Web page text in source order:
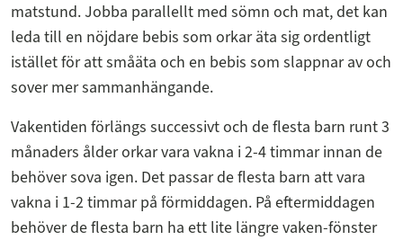
matstund. Jobba parallellt med sömn och mat, det kan
leda till en nöjdare bebis som orkar äta sig ordentligt
istället för att småäta och en bebis som slappnar av och
sover mer sammanhängande.
Vakentiden förlängs successivt och de flesta barn runt 3
månaders ålder orkar vara vakna i 2-4 timmar innan de
behöver sova igen. Det passar de flesta barn att vara
vakna i 1-2 timmar på förmiddagen. På eftermiddagen
behöver de flesta barn ha ett lite längre vaken-fönster